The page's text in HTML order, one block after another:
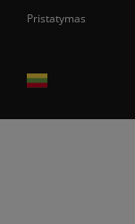
Pristatymas